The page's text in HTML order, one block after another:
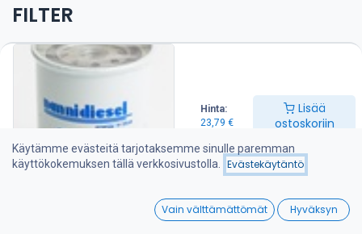
Hinta:
23,79 €
Lisää
ostoskoriin
Wishlist
FILTER
Polttoainesuodatin on suositeltava vaihtaa kerran vuodessa
Lisää ostoskoriin
Lisää toivelistalle
Käytämme evästeitä tarjotaksemme sinulle paremman
käyttökokemuksen tällä verkkosivustolla.
Evästekäytäntö
Vain välttämättömät Hyväksyn